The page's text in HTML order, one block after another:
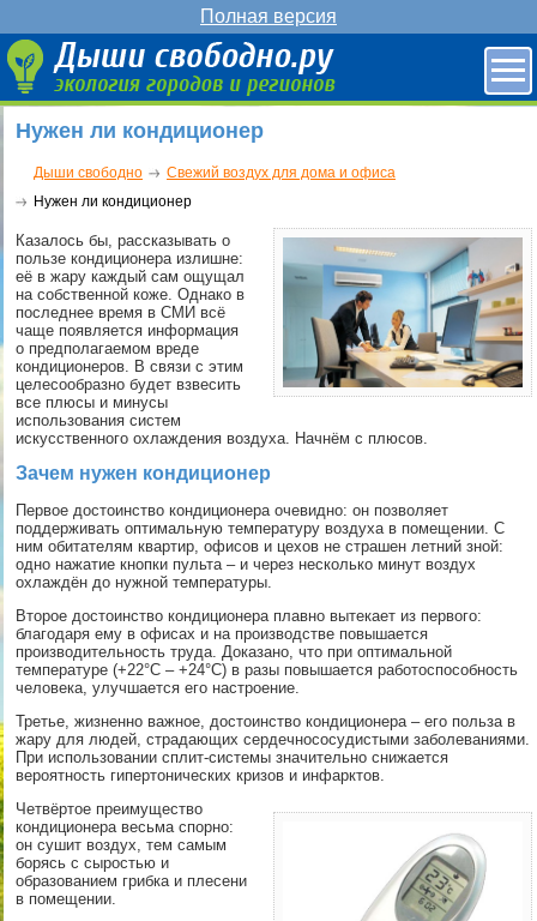
Полная версия
Нужен ли кондиционер
Дыши свободно
Свежий воздух для дома и офиса
Нужен ли кондиционер
Казалось бы, рассказывать о
пользе кондиционера излишне:
её в жару каждый сам ощущал
на собственной коже. Однако в
последнее время в СМИ всё
чаще появляется информация
о предполагаемом вреде
кондиционеров. В связи с этим
целесообразно будет взвесить
все плюсы и минусы
использования систем
искусственного охлаждения воздуха. Начнём с плюсов.
Зачем нужен кондиционер
Первое достоинство кондиционера очевидно: он позволяет
поддерживать оптимальную температуру воздуха в помещении. С
ним обитателям квартир, офисов и цехов не страшен летний зной:
одно нажатие кнопки пульта – и через несколько минут воздух
охлаждён до нужной температуры.
Второе достоинство кондиционера плавно вытекает из первого:
благодаря ему в офисах и на производстве повышается
производительность труда. Доказано, что при оптимальной
температуре (+22°C – +24°C) в разы повышается работоспособность
человека, улучшается его настроение.
Третье, жизненно важное, достоинство кондиционера – его польза в
жару для людей, страдающих сердечнососудистыми заболеваниями.
При использовании сплит-системы значительно снижается
вероятность гипертонических кризов и инфарктов.
Четвёртое преимущество
кондиционера весьма спорно:
он сушит воздух, тем самым
борясь с сыростью и
образованием грибка и плесени
в помещении.